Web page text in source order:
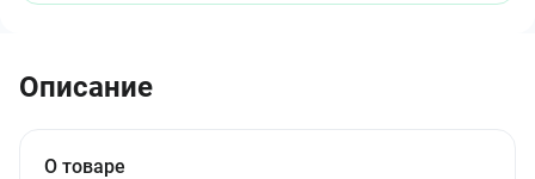
Описание
О товаре